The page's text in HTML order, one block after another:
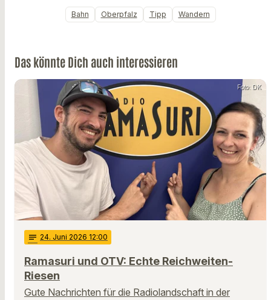
Bahn Oberpfalz Tipp Wandern
Das könnte Dich auch interessieren
Foto: DK
notes 24. Juni 2026 12:00
Ramasuri und OTV: Echte Reichweiten-
Riesen
Gute Nachrichten für die Radiolandschaft in der